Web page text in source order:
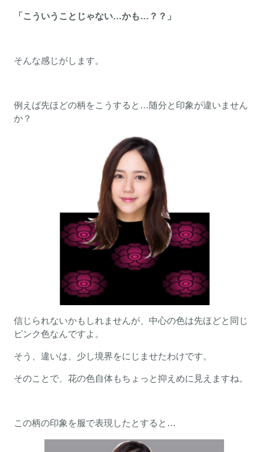
「こういうことじゃない…かも…？？」
そんな感じがします。
例えば先ほどの柄をこうすると…随分と印象が違いません
か？
信じられないかもしれませんが、中心の色は先ほどと同じ
ピンク色なんですよ。
そう、違いは、少し境界をにじませたわけです。
そのことで、花の色自体もちょっと抑えめに見えますね。
この柄の印象を服で表現したとすると…